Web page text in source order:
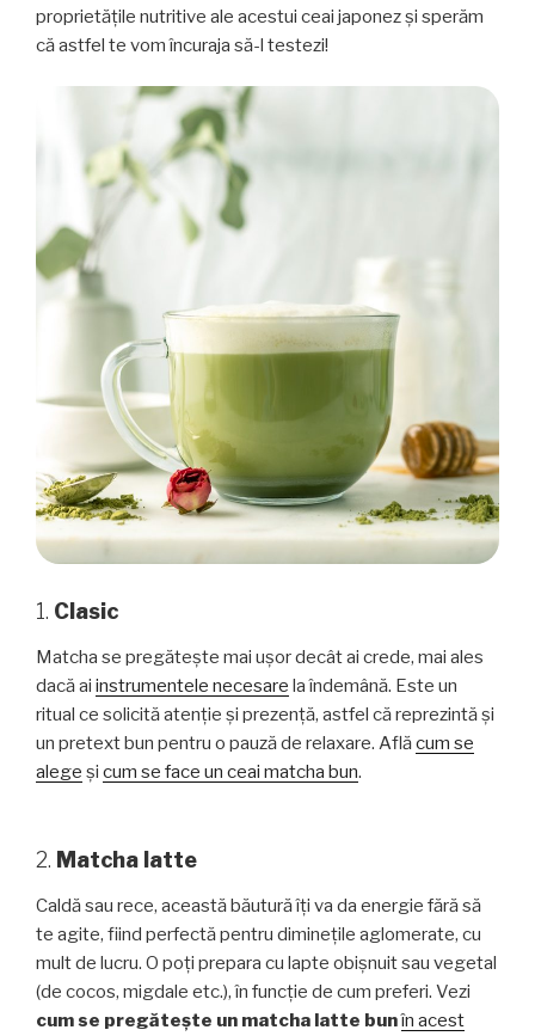
proprietățile nutritive ale acestui ceai japonez și sperăm
că astfel te vom încuraja să-l testezi!
1. Clasic
Matcha se pregătește mai ușor decât ai crede, mai ales
dacă ai instrumentele necesare la îndemână. Este un
ritual ce solicită atenție și prezență, astfel că reprezintă și
un pretext bun pentru o pauză de relaxare. Aflăcum se
alege și cum se face un ceai matcha bun.
2. Matcha latte
Caldă sau rece, această băutură îți va da energie fără să
te agite, fiind perfectă pentru diminețile aglomerate, cu
mult de lucru. O poți prepara cu lapte obișnuit sau vegetal
(de cocos, migdale etc.), în funcție de cum preferi. Vezi
cum se pregătește un matcha latte bunîn acest